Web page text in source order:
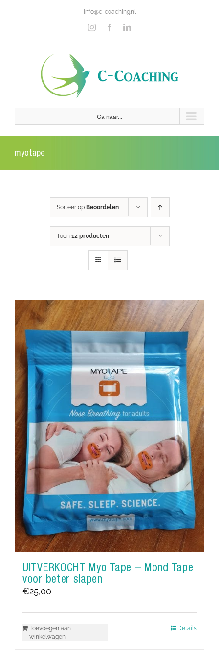
info@c-coaching.nl
InstagramFacebookLinkedIn
Ga naar...
myotape
Sorteer op Beoordelen
Toon 12 producten
UITVERKOCHT Myo Tape – Mond Tape
voor beter slapen
€25,00
Toevoegen aan
winkelwagen
Details